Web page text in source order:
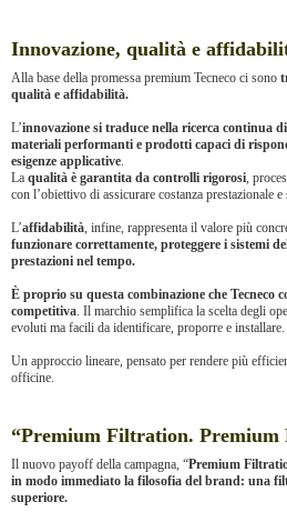
Innovazione, qualità e
Alla base della promessa premium Tecneco ci sono
qualità e affidabilità.
L’innovazione si traduce nella ricerca continua
materiali performanti e prodotti capaci di
esigenze applicative.
La qualità è garantita da controlli rigorosi,
con l’obiettivo di assicurare costanza prestazionale e
L’affidabilità, infine, rappresenta il valore più
funzionare correttamente, proteggere i sistemi
prestazioni nel tempo.
È proprio su questa combinazione che Tecneco
competitiva. Il marchio semplifica la scelta degli
evoluti ma facili da identificare, proporre e installare.
Un approccio lineare, pensato per rendere più
officine.
“Premium Filtration. Premium
Il nuovo payoff della campagna, “Premium
in modo immediato la filosofia del brand: una
superiore.